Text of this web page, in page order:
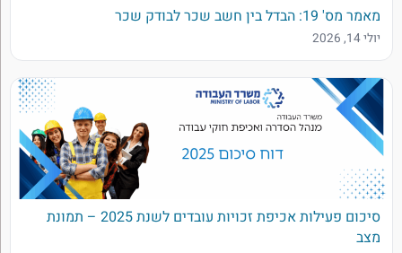
מאמר מס' 19: הבדל בין חשב שכר לבודק שכר
יולי 14, 2026
סיכום פעילות אכיפת זכויות עובדים לשנת 2025 – תמונת
מצב